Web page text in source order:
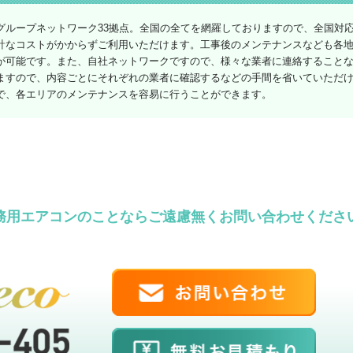
ループネットワーク33拠点。全国の全てを網羅しておりますので、全国対
なコストがかからずご利用いただけます。工事後のメンテナンスなども各
可能です。また、自社ネットワークですので、様々な業者に連絡すること
すので、内容ごとにそれぞれの業者に確認するなどの手間を省いていただ
、各エリアのメンテナンスを容易に行うことができます。
用エアコンのことならご遠慮無くお問い合わせくださ